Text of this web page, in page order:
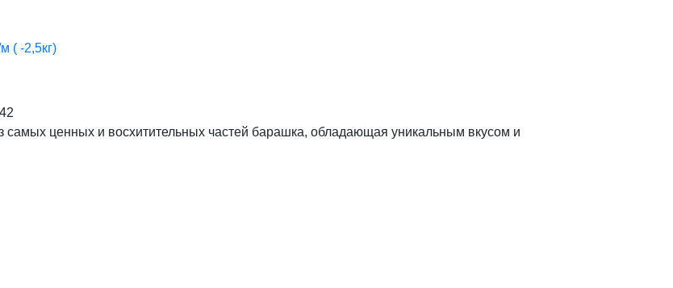
( -2,5кг)
самых ценных и восхитительных частей барашка, обладающая уникальным вкусом и